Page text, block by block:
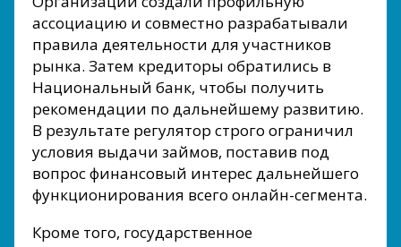
ассоциацию и совместно разрабатывали
правила деятельности для участников
рынка. Затем кредиторы обратились в
Национальный банк, чтобы получить
рекомендации по дальнейшему развитию.
В результате регулятор строго ограничил
условия выдачи займов, поставив под
вопрос финансовый интерес дальнейшего
функционирования всего онлайн-сегмента.
Кроме того, государственное